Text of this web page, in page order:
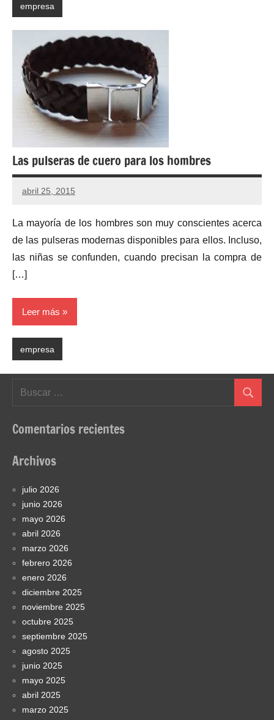
empresa
Las pulseras de cuero para los hombres
abril 25, 2015
No
comentarios
La mayoría de los hombres son muy conscientes acerca
de las pulseras modernas disponibles para ellos. Incluso,
las niñas se confunden, cuando precisan la compra de
[…]
Leer más
empresa
Buscar
Comentarios recientes
Archivos
julio 2026
junio 2026
mayo 2026
abril 2026
marzo 2026
febrero 2026
enero 2026
diciembre 2025
noviembre 2025
octubre 2025
septiembre 2025
agosto 2025
junio 2025
mayo 2025
abril 2025
marzo 2025